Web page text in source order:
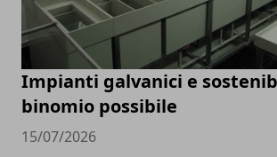
Impianti galvanici e
binomio possibile
15/07/2026